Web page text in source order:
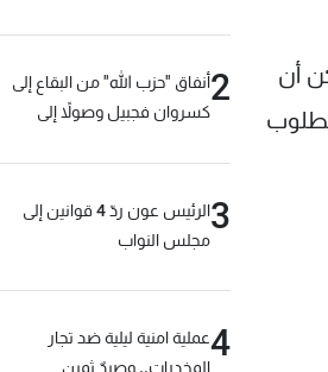
أن
2أنفاق "حزب الله" من البقاع إلى
كسروان فجبيل وصولاً إلى
3
الرئيس عون ردّ 4 قوانين إلى
مجلس النواب
4عملية امنية ليلية ضد تجار
المخدرات.. وصيدٌ ثمين